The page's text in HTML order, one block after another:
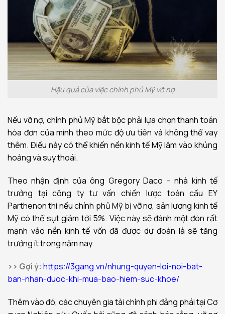
Hậu quả của việc chính phủ Mỹ vỡ nợ
Nếu vỡ nợ, chính phủ Mỹ bắt bộc phải lựa chọn thanh toán
hóa đơn của mình theo mức độ ưu tiên và không thể vay
thêm. Điều này có thể khiến nền kinh tế Mỹ lâm vào khủng
hoảng và suy thoái.
Theo nhận định của ông Gregory Daco – nhà kinh tế
trưởng tại công ty tư vấn chiến lược toàn cầu EY
Parthenon thì nếu chính phủ Mỹ bị vỡ nợ, sản lượng kinh tế
Mỹ có thể sụt giảm tới 5%. Việc này sẽ đánh một đòn rất
mạnh vào nền kinh tế vốn đã được dự đoán là sẽ tăng
trưởng ít trong năm nay.
>> Gợi ý: https://3gang.vn/nhung-quyen-loi-noi-bat-
ban-nhan-duoc-khi-mua-bao-hiem-suc-khoe/
Thêm vào đó, các chuyên gia tài chính phi đảng phái tại Cơ